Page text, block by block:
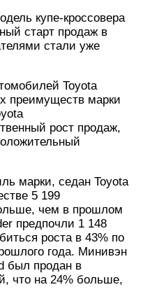
купе-кроссовера
старт продаж в
стали уже
Toyota
преимуществ марки
рост продаж,
марки, седан Toyota
5 199
чем в прошлом
предпочли 1 148
роста в 43% по
года. Минивэн
был продан в
что на 24% больше,